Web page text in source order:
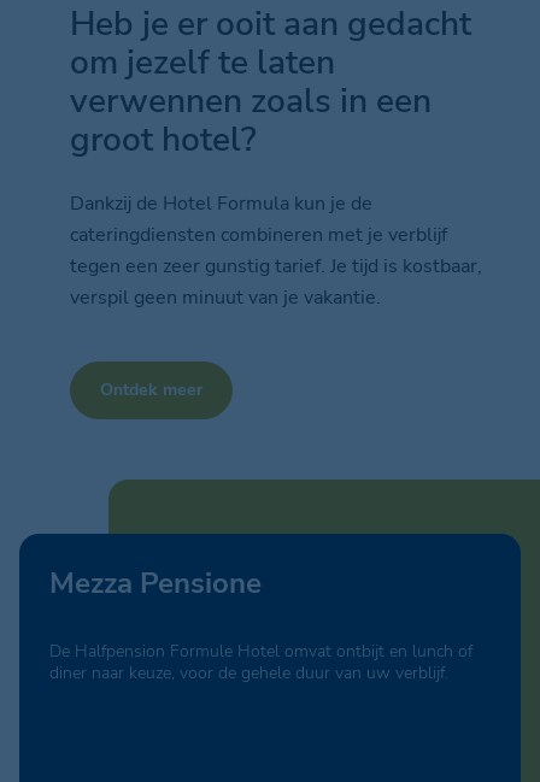
Heb je er ooit aan gedacht
om jezelf te laten
verwennen zoals in een
groot hotel?
Dankzij de Hotel Formula kun je de
cateringdiensten combineren met je verblijf
tegen een zeer gunstig tarief. Je tijd is kostbaar,
verspil geen minuut van je vakantie.
Ontdek meer
Volpension
De volpension service laat je al je maaltijden combineren
met je vakantie, voor de hele duur van je verblijf.